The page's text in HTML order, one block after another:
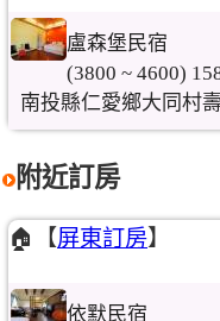
盧森堡民宿
(3800 ~ 4600)
南投縣仁愛鄉大同村
附近訂房
🏠【屏東訂房】
依默民宿